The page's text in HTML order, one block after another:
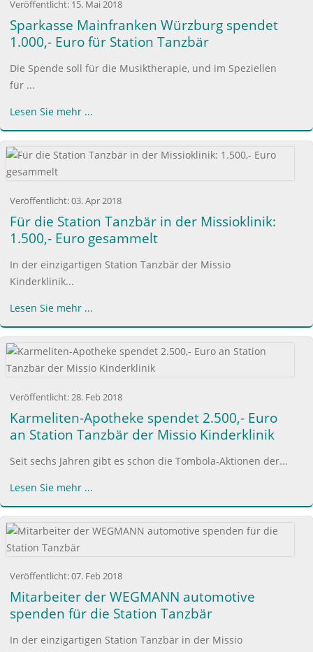
Veröffentlicht: 15. Mai 2018
Sparkasse Mainfranken Würzburg spendet
1.000,- Euro für Station Tanzbär
Die Spende soll für die Musiktherapie, und im Speziellen
für ...
Lesen Sie mehr ...
Veröffentlicht:03. Apr 2018
Für die Station Tanzbär in der Missioklinik:
1.500,- Euro gesammelt
In der einzigartigen Station Tanzbär der Missio
Kinderklinik...
Lesen Sie mehr ...
Veröffentlicht:28. Feb 2018
Karmeliten-Apotheke spendet 2.500,- Euro
an Station Tanzbär der Missio Kinderklinik
Seit sechs Jahren gibt es schon die Tombola-Aktionen der...
Lesen Sie mehr ...
Veröffentlicht:07. Feb 2018
Mitarbeiter der WEGMANN automotive
spenden für die Station Tanzbär
In der einzigartigen Station Tanzbär in der Missio